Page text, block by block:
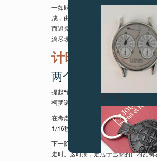
一如既往，这一全新手动上弦1518型
成，由此忠实捍卫了制表传统，独一
而避免了指针在刚开始运行时的跳动
漓尽现，而这是F.P.Journe“高级钟表”
计时码表和双秒针
两个彼此相关的发明
提起“计时码表” (chronograph) 这个
柯罗诺斯) 和 graphô (意即“书写”)。然
在考虑测量时间之前，首先需要能够
1/16秒) 的第一人，然后用这种方法测
下一阶段是独立秒钟的显示：一根独
走时。这时期，定居于巴黎的日内瓦